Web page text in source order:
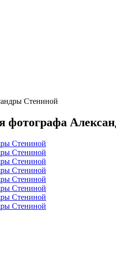
Стениной
фотографа